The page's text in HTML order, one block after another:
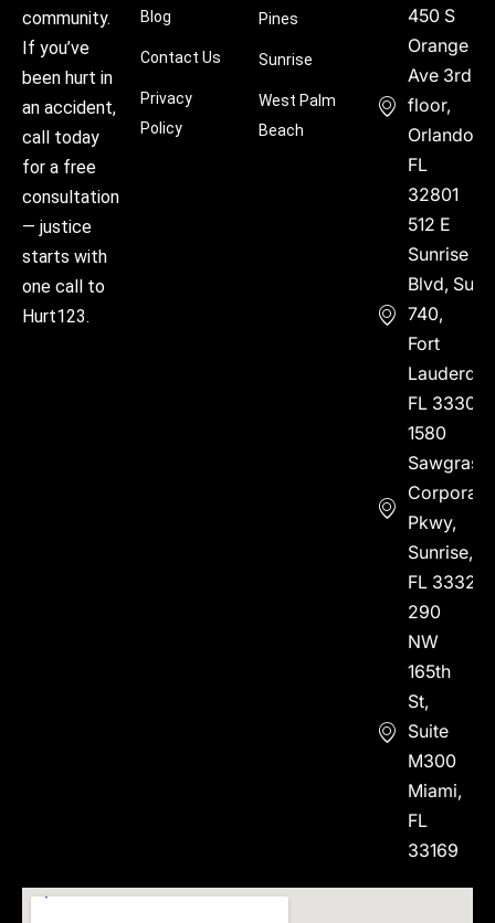
community.
If you’ve
been hurt in
an accident,
call today
for a free
consultation
— justice
starts with
one call to
Hurt123.
Blog
Contact Us
Privacy
Policy
Pines
Sunrise
West Palm
Beach
450 S
Orange
Ave 3rd
floor,
Orlando,
FL
32801
512 E
Sunrise
Blvd, Suite
740,
Fort
FL 33304
1580
Sawgrass
Corporate
Pkwy,
Sunrise,
FL 33323
290
NW
165th
St,
Suite
M300
Miami,
FL
33169